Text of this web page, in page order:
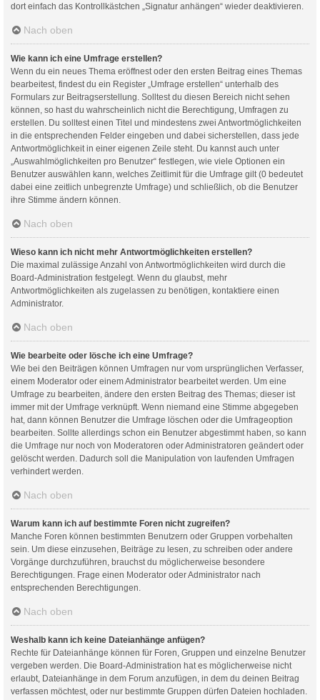
dort einfach das Kontrollkästchen „Signatur anhängen“ wieder deaktivieren.
Nach oben
Wie kann ich eine Umfrage erstellen?
Wenn du ein neues Thema eröffnest oder den ersten Beitrag eines Themas
bearbeitest, findest du ein Register „Umfrage erstellen“ unterhalb des
Formulars zur Beitragserstellung. Solltest du diesen Bereich nicht sehen
können, so hast du wahrscheinlich nicht die Berechtigung, Umfragen zu
erstellen. Du solltest einen Titel und mindestens zwei Antwortmöglichkeiten
in die entsprechenden Felder eingeben und dabei sicherstellen, dass jede
Antwortmöglichkeit in einer eigenen Zeile steht. Du kannst auch unter
„Auswahlmöglichkeiten pro Benutzer“ festlegen, wie viele Optionen ein
Benutzer auswählen kann, welches Zeitlimit für die Umfrage gilt (0 bedeutet
dabei eine zeitlich unbegrenzte Umfrage) und schließlich, ob die Benutzer
ihre Stimme ändern können.
Nach oben
Wieso kann ich nicht mehr Antwortmöglichkeiten erstellen?
Die maximal zulässige Anzahl von Antwortmöglichkeiten wird durch die
Board-Administration festgelegt. Wenn du glaubst, mehr
Antwortmöglichkeiten als zugelassen zu benötigen, kontaktiere einen
Administrator.
Nach oben
Wie bearbeite oder lösche ich eine Umfrage?
Wie bei den Beiträgen können Umfragen nur vom ursprünglichen Verfasser,
einem Moderator oder einem Administrator bearbeitet werden. Um eine
Umfrage zu bearbeiten, ändere den ersten Beitrag des Themas; dieser ist
immer mit der Umfrage verknüpft. Wenn niemand eine Stimme abgegeben
hat, dann können Benutzer die Umfrage löschen oder die Umfrageoption
bearbeiten. Sollte allerdings schon ein Benutzer abgestimmt haben, so kann
die Umfrage nur noch von Moderatoren oder Administratoren geändert oder
gelöscht werden. Dadurch soll die Manipulation von laufenden Umfragen
verhindert werden.
Nach oben
Warum kann ich auf bestimmte Foren nicht zugreifen?
Manche Foren können bestimmten Benutzern oder Gruppen vorbehalten
sein. Um diese einzusehen, Beiträge zu lesen, zu schreiben oder andere
Vorgänge durchzuführen, brauchst du möglicherweise besondere
Berechtigungen. Frage einen Moderator oder Administrator nach
entsprechenden Berechtigungen.
Nach oben
Weshalb kann ich keine Dateianhänge anfügen?
Rechte für Dateianhänge können für Foren, Gruppen und einzelne Benutzer
vergeben werden. Die Board-Administration hat es möglicherweise nicht
erlaubt, Dateianhänge in dem Forum anzufügen, in dem du deinen Beitrag
verfassen möchtest, oder nur bestimmte Gruppen dürfen Dateien hochladen.